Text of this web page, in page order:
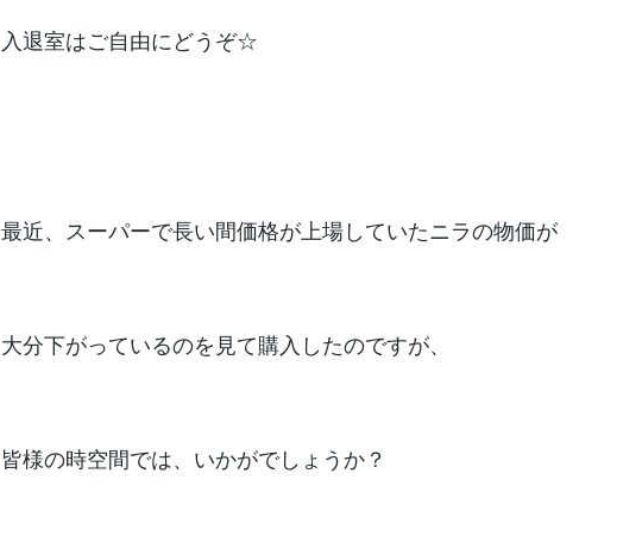
入退室はご自由にどうぞ☆
最近、スーパーで長い間価格が上場していたニラの物価が
大分下がっているのを見て購入したのですが、
皆様の時空間では、いかがでしょうか？